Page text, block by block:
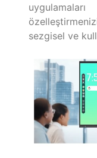
sezgisel ve